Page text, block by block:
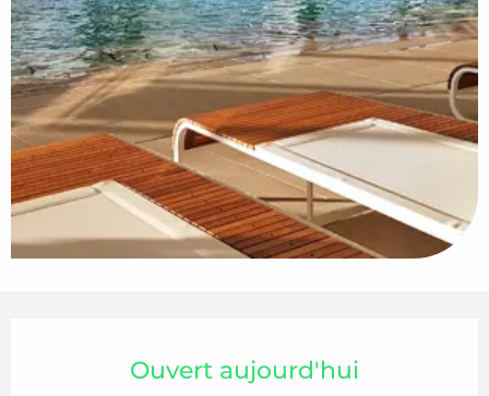
Ouvert aujourd'hui